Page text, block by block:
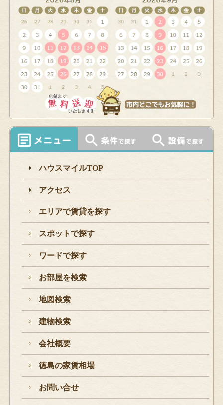
ハウスマイルTOP
アクセス
エリアで賃貸を探す
スポットで探す
ワードで探す
お部屋を検索
地図検索
建物検索
会社概要
徳島の家賃相場
お問い合せ